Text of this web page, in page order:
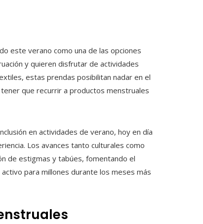
este verano como una de las opciones
y quieren disfrutar de actividades
estas prendas posibilitan nadar en el
que recurrir a productos menstruales
en actividades de verano, hoy en día
Los avances tanto culturales como
de estigmas y tabúes, fomentando el
para millones durante los meses más